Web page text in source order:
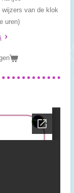
wijzers van de klok
uren)